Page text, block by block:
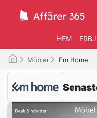
HEM
Möbler Em Home